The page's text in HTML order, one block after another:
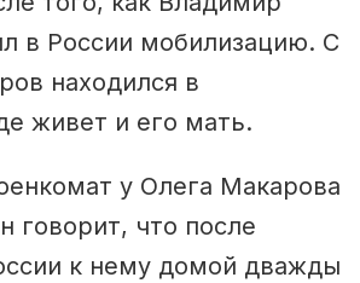
в России мобилизацию. С
находился в
живет и его мать.
у Олега Макарова
говорит, что после
к нему домой дважды